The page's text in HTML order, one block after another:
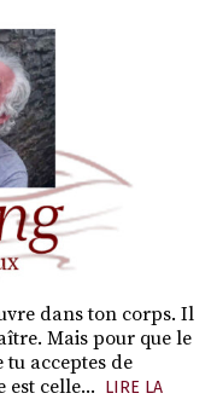
dans ton corps. Il
Mais pour que le
acceptes de
est celle... LIRE LA